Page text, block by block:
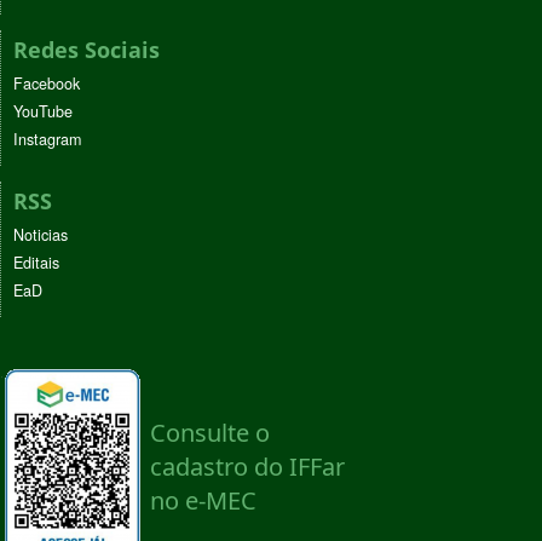
Redes Sociais
Facebook
YouTube
Instagram
RSS
Noticias
Editais
EaD